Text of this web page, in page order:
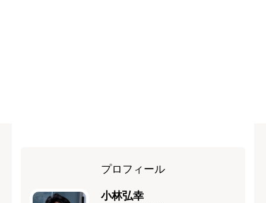
プロフィール
小林弘幸